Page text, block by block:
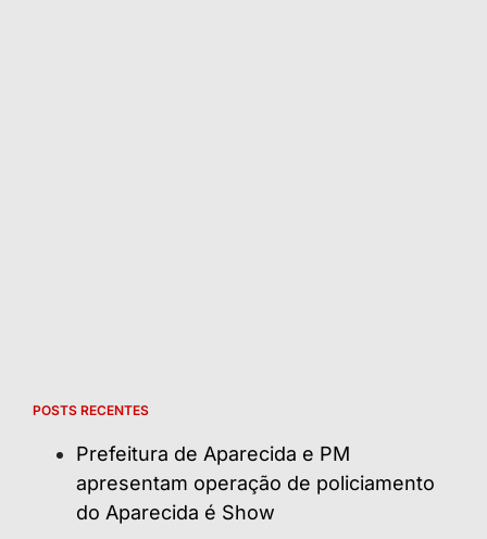
POSTS RECENTES
Prefeitura de Aparecida e PM
apresentam operação de policiamento
do Aparecida é Show